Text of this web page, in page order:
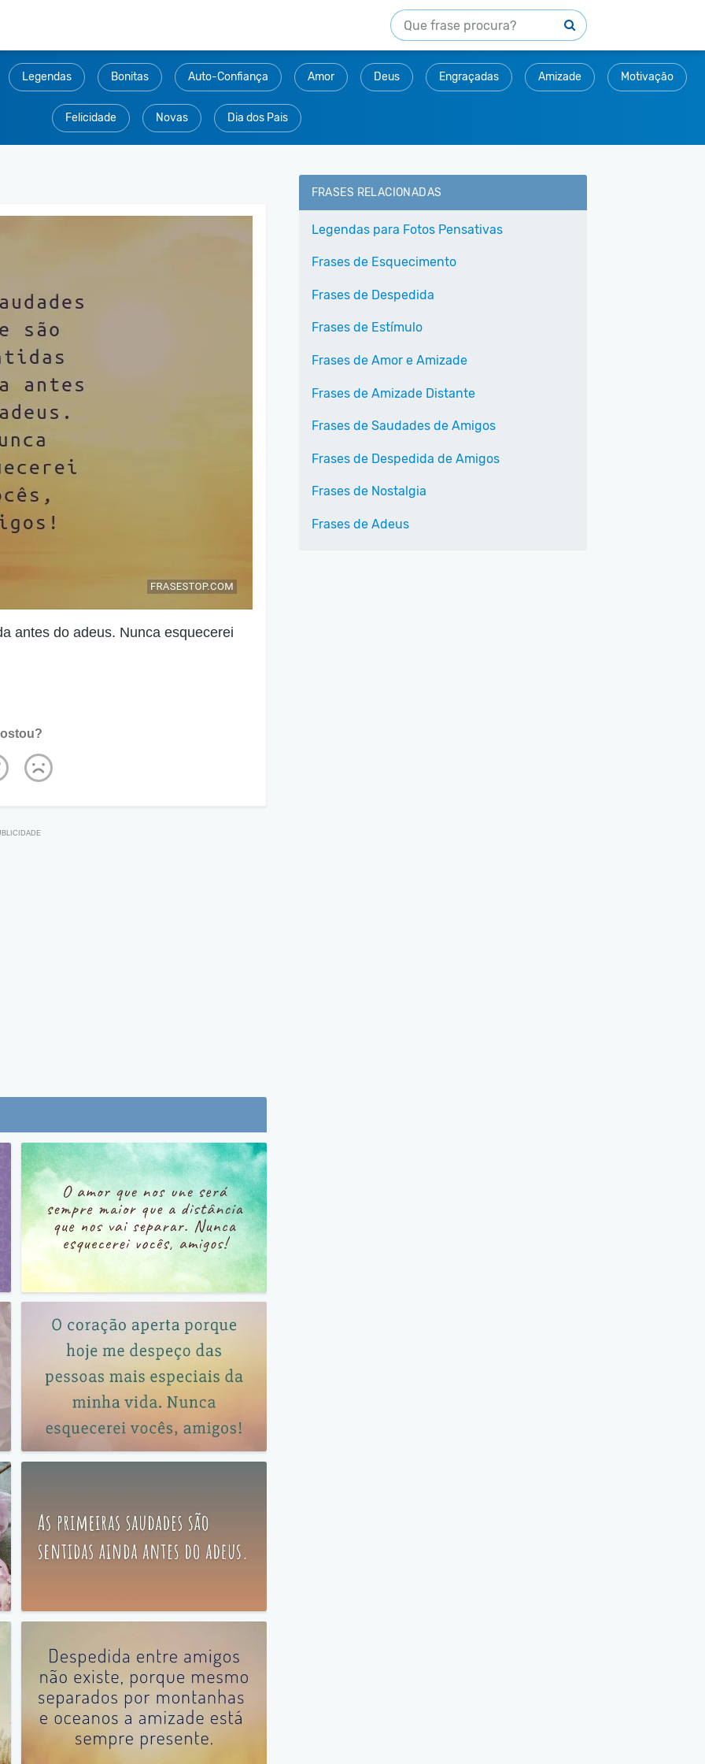
Legendas Bonitas Auto-Confiança Amor Deus Engraçadas Amizade Motivação
Felicidade Novas Dia dos Pais
antes do adeus. Nunca esquecerei
FRASES RELACIONADAS
Legendas para Fotos Pensativas
Frases de Esquecimento
Frases de Despedida
Frases de Estímulo
Frases de Amor e Amizade
Frases de Amizade Distante
Frases de Saudades de Amigos
Frases de Despedida de Amigos
Frases de Nostalgia
Frases de Adeus